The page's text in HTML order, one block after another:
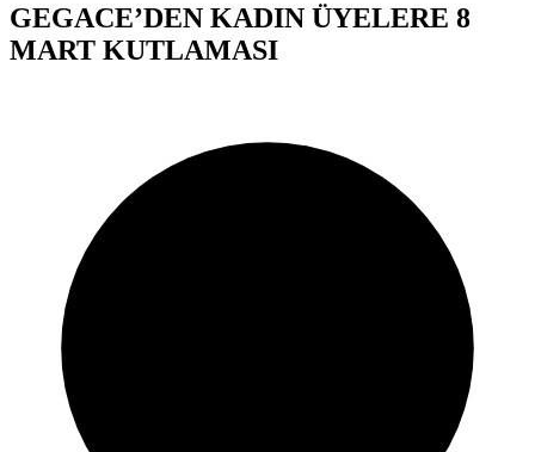
GEGACE’DEN KADIN ÜYELERE 8
MART KUTLAMASI